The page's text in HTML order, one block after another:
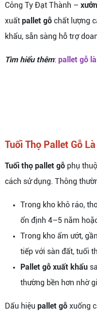
Công Ty Đạt Thành –
xuất pallet gỗ chất lượng
khẩu, sẵn sàng hỗ trợ
Tìm hiểu thêm: pallet gỗ
Tuổi Thọ Pallet Gỗ
Tuổi thọ pallet gỗ phụ
cách sử dụng. Thông
Trong kho khô ráo,
ổn định 4–5 năm
Trong kho ẩm ướt,
tiếp với sàn đất, tuổi
Pallet gỗ xuất khẩu
thường bền hơn nhờ
Dấu hiệu pallet gỗ xuống